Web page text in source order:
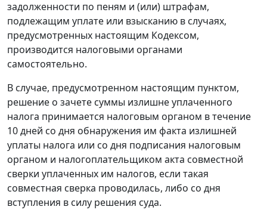
задолженности по пеням и (или) штрафам,
подлежащим уплате или взысканию в случаях,
предусмотренных настоящим Кодексом,
производится налоговыми органами
самостоятельно.
В случае, предусмотренном настоящим пунктом,
решение о зачете суммы излишне уплаченного
налога принимается налоговым органом в течение
10 дней со дня обнаружения им факта излишней
уплаты налога или со дня подписания налоговым
органом и налогоплательщиком акта совместной
сверки уплаченных им налогов, если такая
совместная сверка проводилась, либо со дня
вступления в силу решения суда.